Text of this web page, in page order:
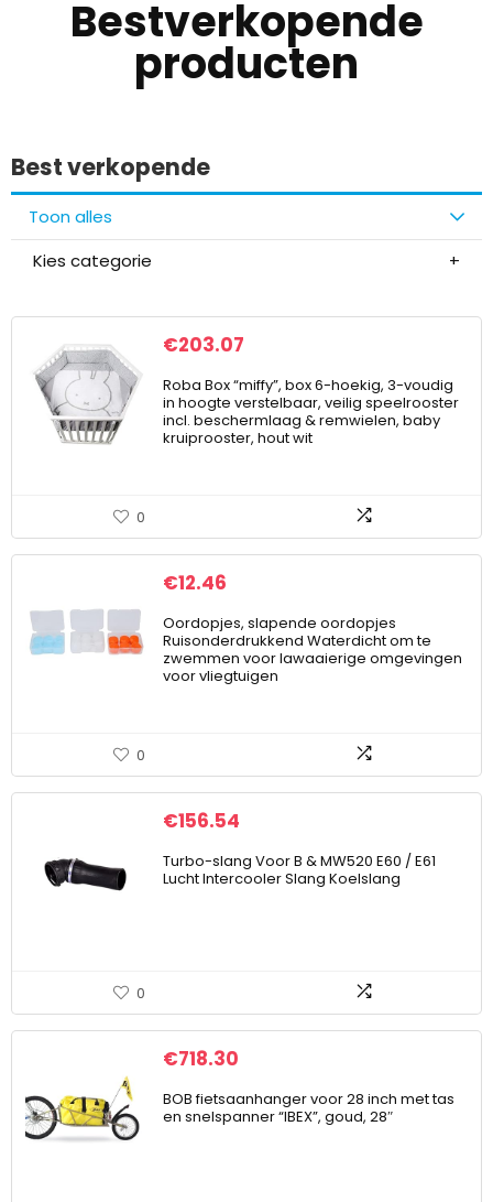
Bestverkopende
producten
Best verkopende
Toon alles
Kies categorie
€203.07
Roba Box “miffy”, box 6-hoekig, 3-voudig
in hoogte verstelbaar, veilig speelrooster
incl. beschermlaag & remwielen, baby
kruiprooster, hout wit
0
€12.46
Oordopjes, slapende oordopjes
Ruisonderdrukkend Waterdicht om te
zwemmen voor lawaaierige omgevingen
voor vliegtuigen
0
€156.54
Turbo-slang Voor B & MW520 E60 / E61
Lucht Intercooler Slang Koelslang
0
€718.30
BOB fietsaanhanger voor 28 inch met tas
en snelspanner “IBEX”, goud, 28″